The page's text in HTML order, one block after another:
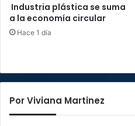
Industria plástica se suma
a la economía circular
Hace 1 día
Por Viviana Martinez